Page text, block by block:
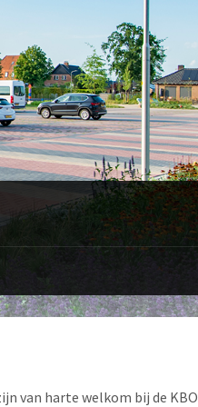
van harte welkom bij de KBO